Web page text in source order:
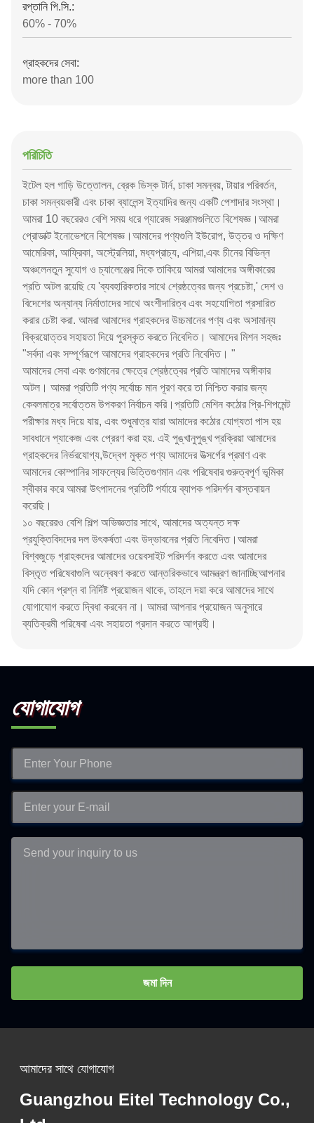
রপ্তানি পি.সি.:
60% - 70%
গ্রাহকদের সেবা:
more than 100
পরিচিতি
ইটেল হল গাড়ি উত্তোলন, ব্রেক ডিস্ক টার্ন, চাকা সমন্বয়, টায়ার পরিবর্তন,
চাকা সমন্বয়কারী এবং চাকা ব্যালেন্স ইত্যাদির জন্য একটি পেশাদার সংস্থা।
আমরা 10 বছরেরও বেশি সময় ধরে গ্যারেজ সরঞ্জামগুলিতে বিশেষজ্ঞ।আমরা
প্রোডাক্ট ইনোভেশনে বিশেষজ্ঞ।আমাদের পণ্যগুলি ইউরোপ, উত্তর ও দক্ষিণ
আমেরিকা, আফ্রিকা, অস্ট্রেলিয়া, মধ্যপ্রাচ্য, এশিয়া,এবং চীনের বিভিন্ন
অঞ্চলেনতুন সুযোগ ও চ্যালেঞ্জের দিকে তাকিয়ে আমরা আমাদের অঙ্গীকারের
প্রতি অটল রয়েছি যে 'ব্যবহারিকতার সাথে শ্রেষ্ঠত্বের জন্য প্রচেষ্টা,' দেশ ও
বিদেশের অন্যান্য নির্মাতাদের সাথে অংশীদারিত্ব এবং সহযোগিতা প্রসারিত
করার চেষ্টা করা. আমরা আমাদের গ্রাহকদের উচ্চমানের পণ্য এবং অসামান্য
বিক্রয়োত্তর সহায়তা দিয়ে পুরস্কৃত করতে নিবেদিত। আমাদের মিশন সহজঃ
"সর্বদা এবং সম্পূর্ণরূপে আমাদের গ্রাহকদের প্রতি নিবেদিত। "
আমাদের সেবা এবং গুণমানের ক্ষেত্রে শ্রেষ্ঠত্বের প্রতি আমাদের অঙ্গীকার
অটল। আমরা প্রতিটি পণ্য সর্বোচ্চ মান পূরণ করে তা নিশ্চিত করার জন্য
কেবলমাত্র সর্বোত্তম উপকরণ নির্বাচন করি।প্রতিটি মেশিন কঠোর প্রি-শিপমেন্ট
পরীক্ষার মধ্য দিয়ে যায়, এবং শুধুমাত্র যারা আমাদের কঠোর যোগ্যতা পাস হয়
সাবধানে প্যাকেজ এবং প্রেরণ করা হয়. এই পুঙ্খানুপুঙ্খ প্রক্রিয়া আমাদের
গ্রাহকদের নির্ভরযোগ্য,উদ্বেগ মুক্ত পণ্য আমাদের উত্সর্গের প্রমাণ এবং
আমাদের কোম্পানির সাফল্যের ভিত্তিগুণমান এবং পরিষেবার গুরুত্বপূর্ণ ভূমিকা
স্বীকার করে আমরা উৎপাদনের প্রতিটি পর্যায়ে ব্যাপক পরিদর্শন বাস্তবায়ন
করেছি।
১০ বছরেরও বেশি শিল্প অভিজ্ঞতার সাথে, আমাদের অত্যন্ত দক্ষ
প্রযুক্তিবিদদের দল উৎকর্ষতা এবং উদ্ভাবনের প্রতি নিবেদিত।আমরা
বিশ্বজুড়ে গ্রাহকদের আমাদের ওয়েবসাইট পরিদর্শন করতে এবং আমাদের
বিস্তৃত পরিষেবাগুলি অন্বেষণ করতে আন্তরিকভাবে আমন্ত্রণ জানাচ্ছিআপনার
যদি কোন প্রশ্ন বা নির্দিষ্ট প্রয়োজন থাকে, তাহলে দয়া করে আমাদের সাথে
যোগাযোগ করতে দ্বিধা করবেন না। আমরা আপনার প্রয়োজন অনুসারে
ব্যতিক্রমী পরিষেবা এবং সহায়তা প্রদান করতে আগ্রহী।
যোগাযোগ
জমা দিন
আমাদের সাথে যোগাযোগ
Guangzhou Eitel Technology Co.,